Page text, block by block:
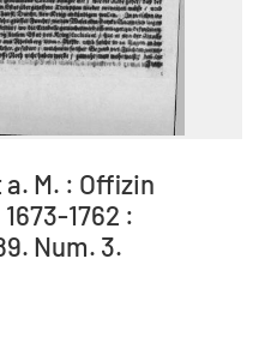
M. : Offizin
1762 :
Num. 3.